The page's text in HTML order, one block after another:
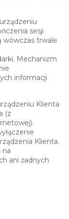
sesji
wówczas trwale
Mechanizm
informacji
Klienta
(z
Klienta.
na
ani żadnych